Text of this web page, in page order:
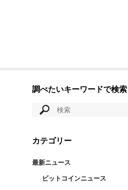
調べたいキーワードで検索
カテゴリー
最新ニュース
ビットコインニュース